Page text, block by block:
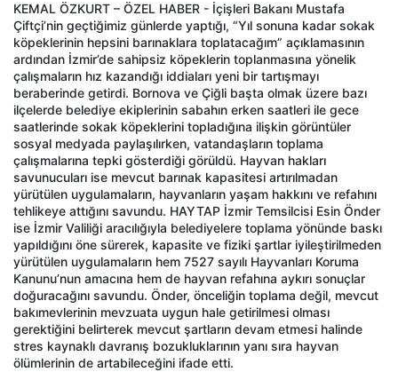
KEMAL ÖZKURT – ÖZEL HABER - İçişleri Bakanı Mustafa
Çiftçi’nin geçtiğimiz günlerde yaptığı, “Yıl sonuna kadar sokak
köpeklerinin hepsini barınaklara toplatacağım” açıklamasının
ardından İzmir’de sahipsiz köpeklerin toplanmasına yönelik
çalışmaların hız kazandığı iddiaları yeni bir tartışmayı
beraberinde getirdi. Bornova ve Çiğli başta olmak üzere bazı
ilçelerde belediye ekiplerinin sabahın erken saatleri ile gece
saatlerinde sokak köpeklerini topladığına ilişkin görüntüler
sosyal medyada paylaşılırken, vatandaşların toplama
çalışmalarına tepki gösterdiği görüldü. Hayvan hakları
savunucuları ise mevcut barınak kapasitesi artırılmadan
yürütülen uygulamaların, hayvanların yaşam hakkını ve refahını
tehlikeye attığını savundu. HAYTAP İzmir Temsilcisi Esin Önder
ise İzmir Valiliği aracılığıyla belediyelere toplama yönünde baskı
yapıldığını öne sürerek, kapasite ve fiziki şartlar iyileştirilmeden
yürütülen uygulamaların hem 7527 sayılı Hayvanları Koruma
Kanunu’nun amacına hem de hayvan refahına aykırı sonuçlar
doğuracağını savundu. Önder, önceliğin toplama değil, mevcut
bakımevlerinin mevzuata uygun hale getirilmesi olması
gerektiğini belirterek mevcut şartların devam etmesi halinde
stres kaynaklı davranış bozukluklarının yanı sıra hayvan
ölümlerinin de artabileceğini ifade etti.